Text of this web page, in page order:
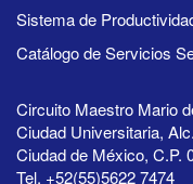
Sistema de
Catálogo de Servicios
Circuito Maestro Mario
Ciudad Universitaria,
Ciudad de México, C.P.
Tel. +52(55)5622 7474